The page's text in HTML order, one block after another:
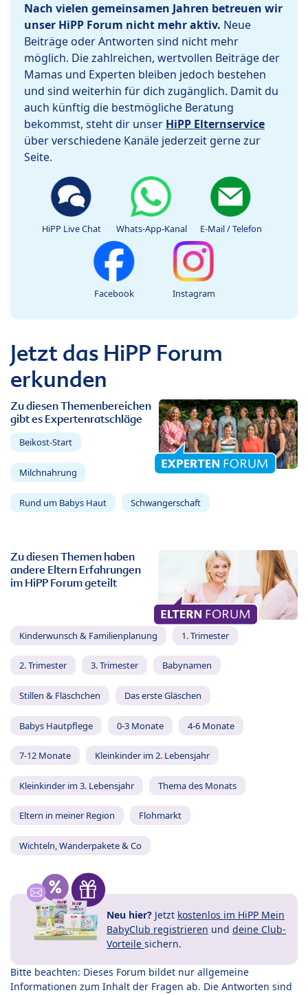
Nach vielen gemeinsamen Jahren betreuen wir
unser HiPP Forum nicht mehr aktiv. Neue
Beiträge oder Antworten sind nicht mehr
möglich. Die zahlreichen, wertvollen Beiträge der
Mamas und Experten bleiben jedoch bestehen
und sind weiterhin für dich zugänglich. Damit du
auch künftig die bestmögliche Beratung
bekommst, steht dir unser HiPP Elternservice
über verschiedene Kanäle jederzeit gerne zur
Seite.
HiPP Live Chat Whats-App-Kanal E-Mail / Telefon
Facebook Instagram
Jetzt das HiPP Forum
erkunden
Zu diesen Themenbereichen
gibt es Expertenratschläge
Beikost-Start
Milchnahrung
Rund um Babys Haut Schwangerschaft
Zu diesen Themen haben
andere Eltern Erfahrungen
im HiPP Forum geteilt
Kinderwunsch & Familienplanung 1. Trimester
2. Trimester 3. Trimester Babynamen
Stillen & Fläschchen Das erste Gläschen
Babys Hautpflege 0-3 Monate 4-6 Monate
7-12 Monate Kleinkinder im 2. Lebensjahr
Kleinkinder im 3. Lebensjahr Thema des Monats
Eltern in meiner Region Flohmarkt
Wichteln, Wanderpakete & Co
Neu hier? Jetzt kostenlos im HiPP Mein
BabyClub registrieren und deine Club-
Vorteile sichern.
Bitte beachten: Dieses Forum bildet nur allgemeine
Informationen zum Inhalt der Fragen ab. Die Antworten sind